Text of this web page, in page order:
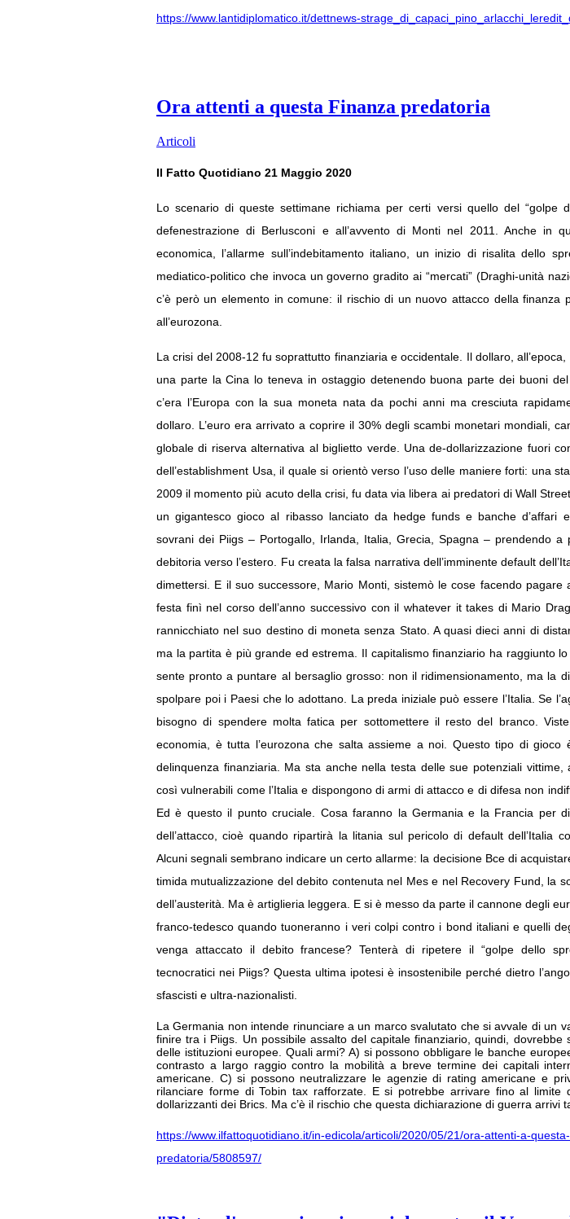
https://www.lantidiplomatico.it/dettnews-
Ora attenti a questa Finanza predatoria
Articoli
Il Fatto Quotidiano 21 Maggio 2020
Lo scenario di queste settimane richiama per certi versi quello del “golpe
defenestrazione di Berlusconi e all’avvento di Monti nel 2011. Anche in
economica, l’allarme sull’indebitamento italiano, un inizio di risalita dello
mediatico-politico che invoca un governo gradito ai “mercati” (Draghi-unità
c’è però un elemento in comune: il rischio di un nuovo attacco della finanza
all’eurozona.
La crisi del 2008-12 fu soprattutto finanziaria e occidentale. Il dollaro,
una parte la Cina lo teneva in ostaggio detenendo buona parte dei buoni del
c’era l’Europa con la sua moneta nata da pochi anni ma cresciuta
dollaro. L’euro era arrivato a coprire il 30% degli scambi monetari mondiali,
globale di riserva alternativa al biglietto verde. Una de-dollarizzazione fuori
dell’establishment Usa, il quale si orientò verso l’uso delle maniere forti: una
2009 il momento più acuto della crisi, fu data via libera ai predatori di Wall
un gigantesco gioco al ribasso lanciato da hedge funds e banche d’affari
sovrani dei Piigs – Portogallo, Irlanda, Italia, Grecia, Spagna – prendendo a
debitoria verso l’estero. Fu creata la falsa narrativa dell’imminente default
dimettersi. E il suo successore, Mario Monti, sistemò le cose facendo pagare
festa finì nel corso dell’anno successivo con il whatever it takes di Mario
rannicchiato nel suo destino di moneta senza Stato. A quasi dieci anni di
ma la partita è più grande ed estrema. Il capitalismo finanziario ha raggiunto
sente pronto a puntare al bersaglio grosso: non il ridimensionamento, ma la
spolpare poi i Paesi che lo adottano. La preda iniziale può essere l’Italia. Se
bisogno di spendere molta fatica per sottomettere il resto del branco.
economia, è tutta l’eurozona che salta assieme a noi. Questo tipo di gioco
delinquenza finanziaria. Ma sta anche nella testa delle sue potenziali
così vulnerabili come l’Italia e dispongono di armi di attacco e di difesa non
Ed è questo il punto cruciale. Cosa faranno la Germania e la Francia per
dell’attacco, cioè quando ripartirà la litania sul pericolo di default dell’Italia
Alcuni segnali sembrano indicare un certo allarme: la decisione Bce di
timida mutualizzazione del debito contenuta nel Mes e nel Recovery Fund, la
dell’austerità. Ma è artiglieria leggera. E si è messo da parte il cannone degli
franco-tedesco quando tuoneranno i veri colpi contro i bond italiani e quelli
venga attaccato il debito francese? Tenterà di ripetere il “golpe dello
tecnocratici nei Piigs? Questa ultima ipotesi è insostenibile perché dietro
sfascisti e ultra-nazionalisti.
La Germania non intende rinunciare a un marco svalutato che si avvale di un
finire tra i Piigs. Un possibile assalto del capitale finanziario, quindi,
delle istituzioni europee. Quali armi? A) si possono obbligare le banche
contrasto a largo raggio contro la mobilità a breve termine dei capitali
americane. C) si possono neutralizzare le agenzie di rating americane e
rilanciare forme di Tobin tax rafforzate. E si potrebbe arrivare fino al
dollarizzanti dei Brics. Ma c’è il rischio che questa dichiarazione di guerra arrivi
https://www.ilfattoquotidiano.it/in-edicola/articoli/2020/05/21/ora-attenti-a-
predatoria/5808597/